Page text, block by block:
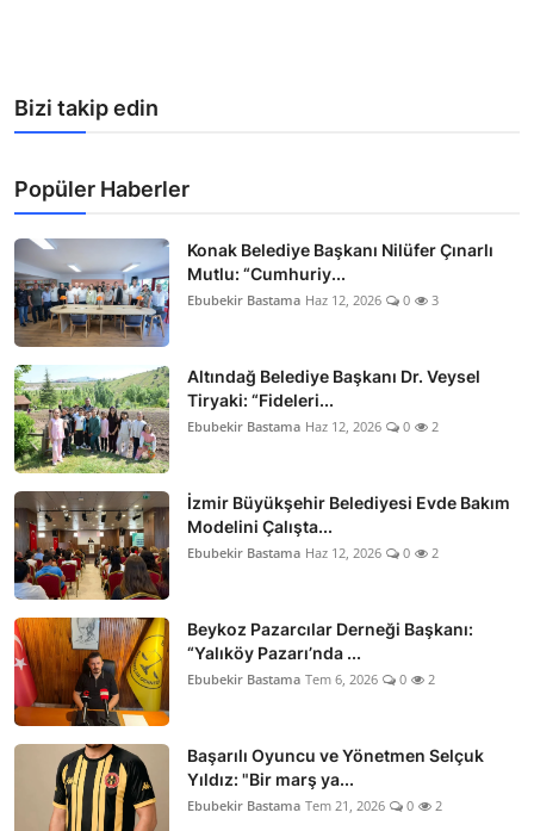
Bizi takip edin
Popüler Haberler
Konak Belediye Başkanı Nilüfer Çınarlı
Mutlu: “Cumhuriy...
Ebubekir Bastama Haz 12, 2026 0 3
Altındağ Belediye Başkanı Dr. Veysel
Tiryaki: “Fideleri...
Ebubekir Bastama Haz 12, 2026 0 2
İzmir Büyükşehir Belediyesi Evde Bakım
Modelini Çalışta...
Ebubekir Bastama Haz 12, 2026 0 2
Beykoz Pazarcılar Derneği Başkanı:
“Yalıköy Pazarı’nda ...
Ebubekir Bastama Tem 6, 2026 0 2
Başarılı Oyuncu ve Yönetmen Selçuk
Yıldız: "Bir marş ya...
Ebubekir Bastama Tem 21, 2026 0 2